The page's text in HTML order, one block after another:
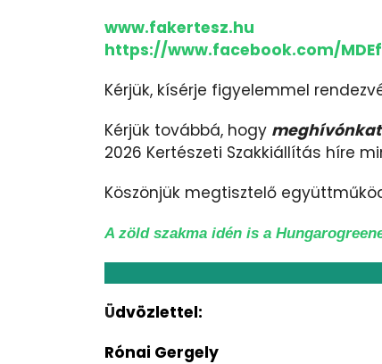
www.fakertesz.hu
https://www.facebook.com/
Kérjük, kísérje figyelemmel
Kérjük továbbá, hogy
2026 Kertészeti Szakkiállítás híre
Köszönjük megtisztelő
A zöld szakma idén is a
Üdvözlettel:
Rónai Gergely